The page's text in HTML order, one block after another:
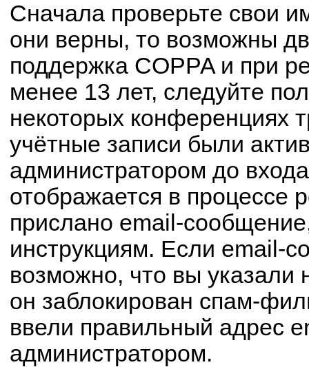
Сначала проверьте свои
они верны, то возможны
поддержка COPPA и при
менее 13 лет, следуйте
некоторых конференциях
учётные записи были
администратором до
отображается в процессе
прислано email-
инструкциям. Если email-
возможно, что вы
он заблокирован спам-
ввели правильный адрес
администратором.